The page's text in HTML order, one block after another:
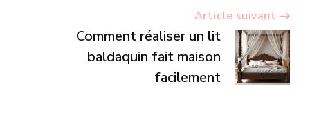
Article suivant
Comment réaliser un lit
baldaquin fait maison
facilement